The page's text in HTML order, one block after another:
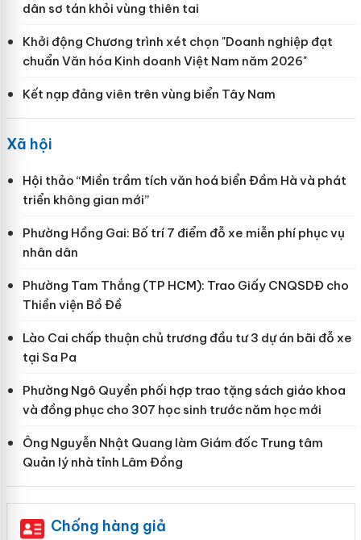
dân sơ tán khỏi vùng thiên tai
Khởi động Chương trình xét chọn "Doanh nghiệp đạt
chuẩn Văn hóa Kinh doanh Việt Nam năm 2026"
Kết nạp đảng viên trên vùng biển Tây Nam
Xã hội
Hội thảo “Miền trầm tích văn hoá biển Đầm Hà và phát
triển không gian mới”
Phường Hồng Gai: Bố trí 7 điểm đỗ xe miễn phí phục vụ
nhân dân
Phường Tam Thắng (TP HCM): Trao Giấy CNQSDĐ cho
Thiền viện Bồ Đề
Lào Cai chấp thuận chủ trương đầu tư 3 dự án bãi đỗ xe
tại Sa Pa
Phường Ngô Quyền phối hợp trao tặng sách giáo khoa
và đồng phục cho 307 học sinh trước năm học mới
Ông Nguyễn Nhật Quang làm Giám đốc Trung tâm
Quản lý nhà tỉnh Lâm Đồng
Chống hàng giả